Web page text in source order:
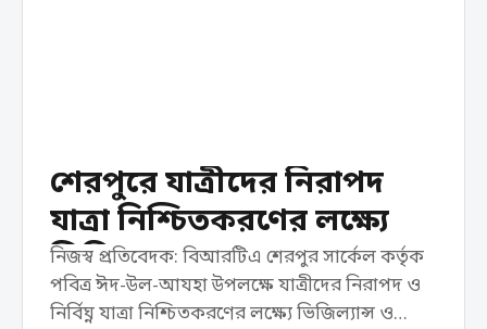
শেরপুরে যাত্রীদের নিরাপদ
যাত্রা নিশ্চিতকরণের লক্ষ্যে
ভিজিল্যান্স ও সচেতনতামূলক
কার্যক্রম করেছে বিআরটিএ
নিজস্ব প্রতিবেদক: বিআরটিএ শেরপুর সার্কেল কর্তৃক
পবিত্র ঈদ-উল-আযহা উপলক্ষে যাত্রীদের নিরাপদ ও
নির্বিঘ্ন যাত্রা নিশ্চিতকরণের লক্ষ্যে ভিজিল্যান্স ও